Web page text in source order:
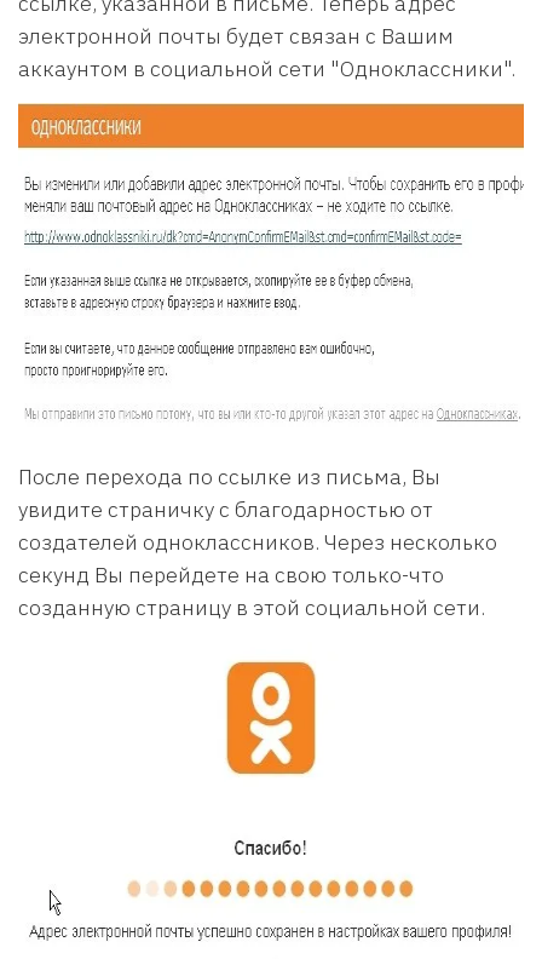
электронной почты будет связан с Вашим
аккаунтом в социальной сети "Одноклассники".
После перехода по ссылке из письма, Вы
увидите страничку с благодарностью от
создателей одноклассников. Через несколько
секунд Вы перейдете на свою только-что
созданную страницу в этой социальной сети.